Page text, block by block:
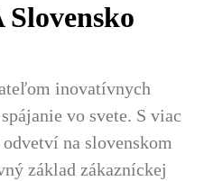
inovatívnych
vo svete. S viac
na slovenskom
základ zákazníckej